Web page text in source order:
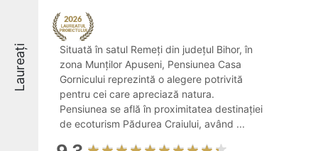
Laureați
Situată în satul Remeți din județul Bihor, în
zona Munților Apuseni, Pensiunea Casa
Gornicului reprezintă o alegere potrivită
pentru cei care apreciază natura.
Pensiunea se află în proximitatea destinației
de ecoturism Pădurea Craiului, având ...